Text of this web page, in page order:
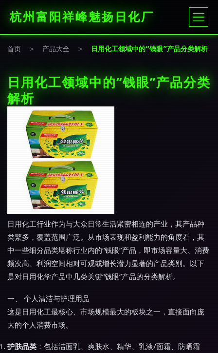
杭州富阳祥峰魅扬日化厂
首页 > 产品大全 > 日用化工领域中的“钱眼”产品分类解析
日用化工领域中的“钱眼”产品分类
解析
日用化工行业作为与大众日常生活紧密相连的产业，其产品种
类繁多，覆盖范围广泛。从市场表现和盈利能力的角度看，其
中一些细分品类堪称行业内的“钱眼”产品，即市场容量大、消费
频次高、利润空间相对可观或增长潜力显著的产品类别。以下
是对日用化学产品中几类关键“钱眼”产品的分类解析。
一、 个人清洁与护理用品
这是日用化工最核心、市场规模最大的板块之一，直接面向庞
大的个人消费市场。
护肤品类 ：包括洁面乳、爽肤水、精华、乳液/面霜、防晒霜